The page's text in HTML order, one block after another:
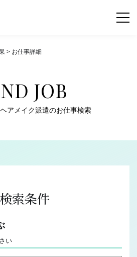
COLUMN
新着コラム
美容師派遣とは
SERVICE
FLOW
JOB REPORT
> お仕事詳細
JOB
アメイク派遣のお仕事検索
検索条件
い